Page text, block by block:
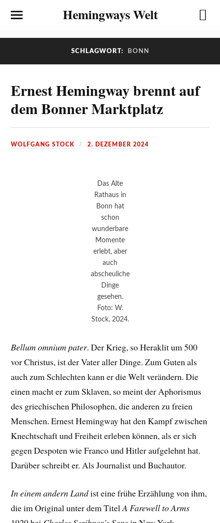
Hemingways Welt
SCHLAGWORT: BONN
Ernest Hemingway brennt auf
dem Bonner Marktplatz
WOLFGANG STOCK 2. DEZEMBER 2024
Das Alte
Rathaus in
Bonn hat
schon
wunderbare
Momente
erlebt, aber
auch
abscheuliche
Dinge
gesehen.
Foto: W.
Stock, 2024.
Bellum omnium pater. Der Krieg, so Heraklit um 500
vor Christus, ist der Vater aller Dinge. Zum Guten als
auch zum Schlechten kann er die Welt verändern. Die
einen macht er zum Sklaven, so meint der Aphorismus
des griechischen Philosophen, die anderen zu freien
Menschen. Ernest Hemingway hat den Kampf zwischen
Knechtschaft und Freiheit erleben können, als er sich
gegen Despoten wie Franco und Hitler aufgelehnt hat.
Darüber schreibt er. Als Journalist und Buchautor.
In einem andern Landist eine frühe Erzählung von ihm,
die im Original unter dem TitelA Farewell to Arms